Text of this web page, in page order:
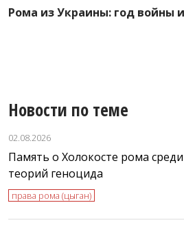
Рома из Украины: год войны
Новости по теме
02.08.2026
Память о Холокосте рома
теорий геноцида
права рома (цыган)